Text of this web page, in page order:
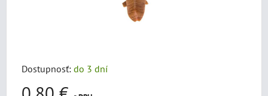
Dostupnosť: do 3 dní